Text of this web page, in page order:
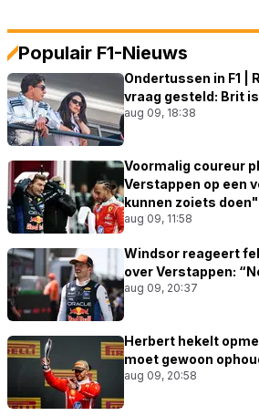
Populair F1-Nieuws
Ondertussen in F1 |
vraag gesteld: Brit
aug 09, 18:38
Voormalig coureur
Verstappen op een
kunnen zoiets doen"
aug 09, 11:58
Windsor reageert
over Verstappen:
aug 09, 20:37
Herbert hekelt
moet gewoon
aug 09, 20:58